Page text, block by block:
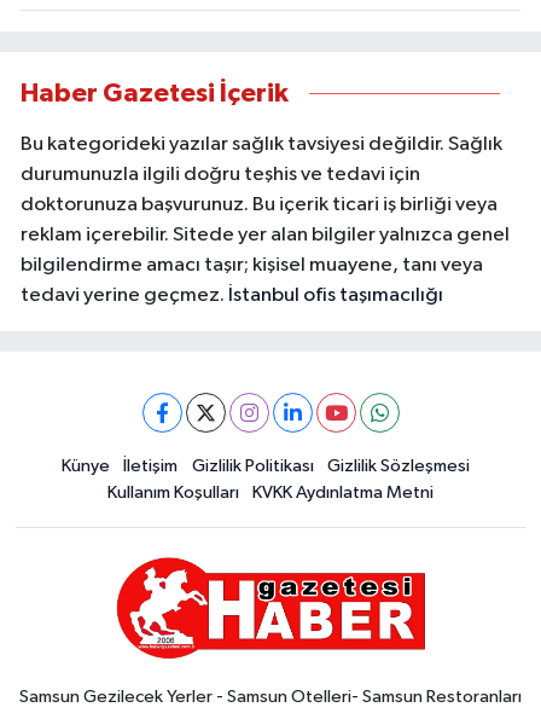
Haber Gazetesi İçerik
Bu kategorideki yazılar sağlık tavsiyesi değildir. Sağlık
durumunuzla ilgili doğru teşhis ve tedavi için
doktorunuza başvurunuz. Bu içerik ticari iş birliği veya
reklam içerebilir. Sitede yer alan bilgiler yalnızca genel
bilgilendirme amacı taşır; kişisel muayene, tanı veya
tedavi yerine geçmez. İstanbul ofis taşımacılığı
Künye İletişim Gizlilik Politikası
Gizlilik Sözleşmesi
Kullanım Koşulları
KVKK Aydınlatma Metni
Samsun Gezilecek Yerler - Samsun Otelleri- Samsun Restoranları